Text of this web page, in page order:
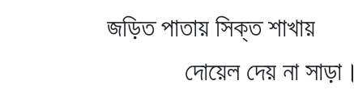
জড়িত পাতায় সিক্ত শাখায়
দোয়েল দেয় না সাড়া।